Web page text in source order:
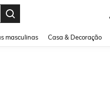
masculinas Casa & Decoração